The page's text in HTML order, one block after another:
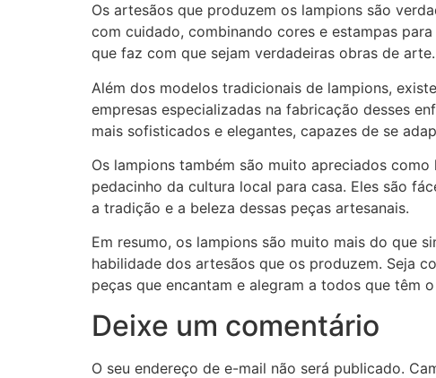
Os artesãos que produzem os lampions são
com cuidado, combinando cores e estampas
que faz com que sejam verdadeiras obras de arte.
Além dos modelos tradicionais de lampions,
empresas especializadas na fabricação desses
mais sofisticados e elegantes, capazes de se
Os lampions também são muito apreciados
pedacinho da cultura local para casa. Eles são
a tradição e a beleza dessas peças artesanais.
Em resumo, os lampions são muito mais do que
habilidade dos artesãos que os produzem. Seja
peças que encantam e alegram a todos que têm
Deixe um comentário
O seu endereço de e-mail não será publicado.